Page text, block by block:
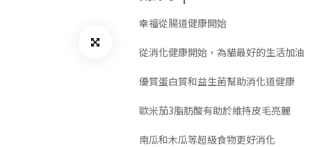
幸福從腸道健康開始
從消化健康開始，為貓最好的生活加油
優質蛋白質和益生菌幫助消化道健康
歐米茄3脂肪酸有助於維持皮毛亮麗
南瓜和木瓜等超級食物更好消化